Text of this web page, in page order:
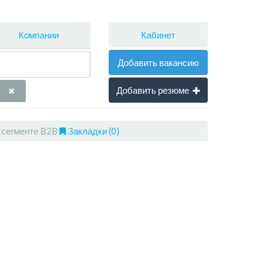
Компании Кабинет
Добавить вакансию
Добавить резюме
B2B Закладки (0)